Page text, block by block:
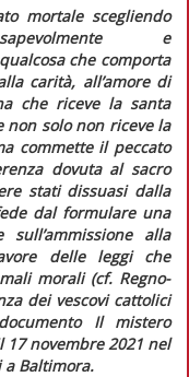
mortale scegliendo
e
che comporta
carità, all’amore di
che riceve la santa
solo non riceve la
commette il peccato
dovuta al sacro
stati dissuasi dalla
dal formulare una
sull’ammissione alla
delle leggi che
morali (cf. Regno-
dei vescovi cattolici
Il mistero
17 novembre 2021 nel
a Baltimora.